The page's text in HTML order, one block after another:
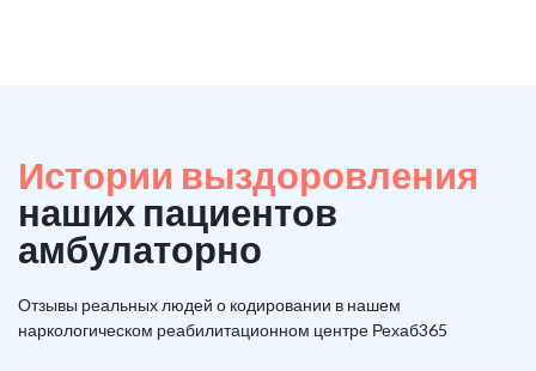
Истории выздоровления
наших пациентов
амбулаторно
Отзывы реальных людей о кодировании в нашем
наркологическом реабилитационном центре Рехаб365